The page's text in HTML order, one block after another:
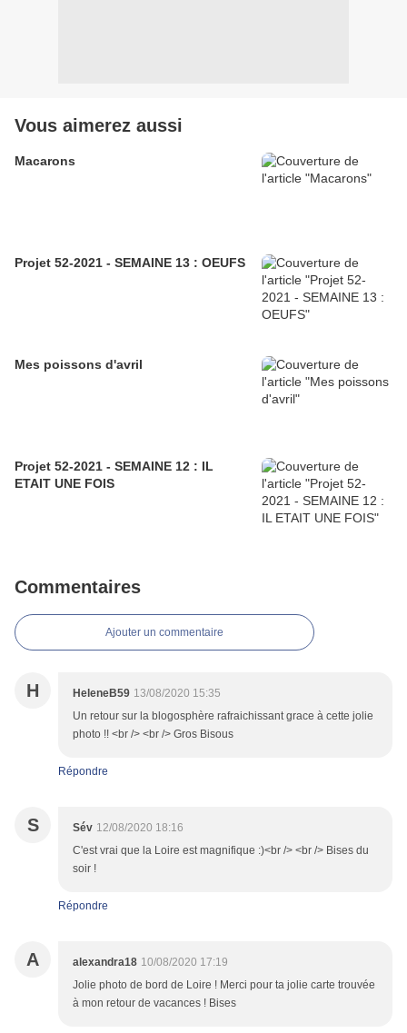
Vous aimerez aussi
Macarons
Projet 52-2021 - SEMAINE 13 : OEUFS
Mes poissons d'avril
Projet 52-2021 - SEMAINE 12 : IL
ETAIT UNE FOIS
Commentaires
Ajouter un commentaire
H HeleneB59 13/08/2020 15:35
Un retour sur la blogosphère rafraichissant grace à cette jolie
photo !! <br /> <br /> Gros Bisous
Répondre
S Sév 12/08/2020 18:16
C'est vrai que la Loire est magnifique :)<br /> <br /> Bises du
soir !
Répondre
A alexandra18 10/08/2020 17:19
Jolie photo de bord de Loire ! Merci pour ta jolie carte trouvée
à mon retour de vacances ! Bises